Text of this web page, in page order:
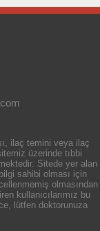
ilaç temini veya ilaç
üzerinde tıbbi
Sitede yer alan
sahibi olması için
olmasından
kullanıcılarımız bu
lütfen doktorunuza